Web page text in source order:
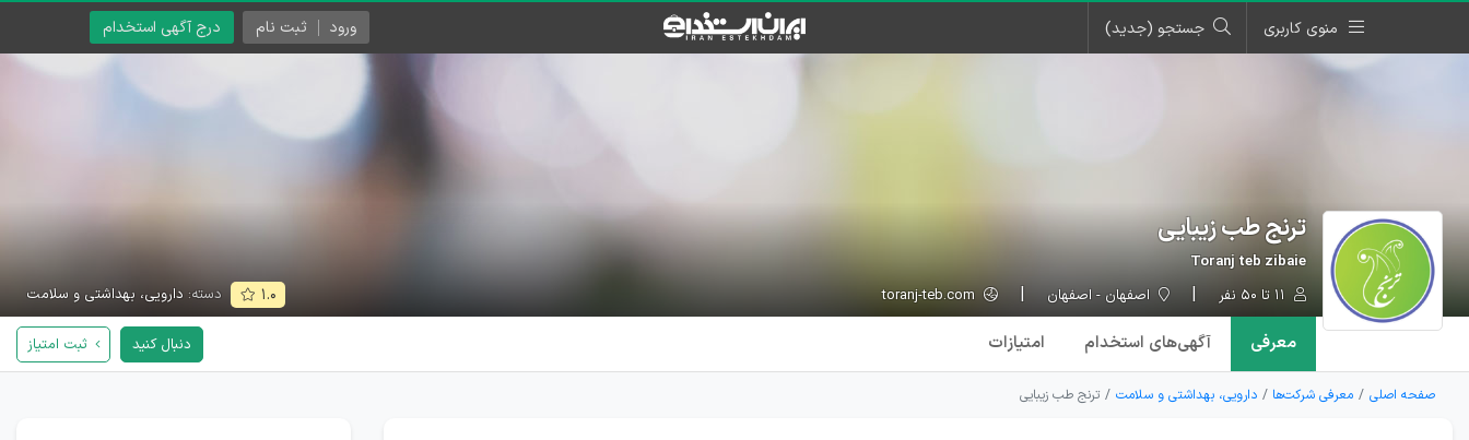
منوی کاربری جستجو (جدید) درج آگهی استخدام ورود ثبت نام
ترنج طب زیبایی
Toranj teb zibaie
اصفهان - اصفهان ۱.۰ دسته: دارویی، بهداشتی و سلامت
معرفی آگهی‌های استخدام امتیازات دنبال کنید ثبت امتیاز
صفحه اصلی معرفی شرکت‌ها دارویی، بهداشتی و سلامت ترنج طب زیبایی